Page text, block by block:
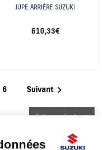
JUPE ARRIÈRE SUZUKI
610,33 €
6 Suivant 
Retour en haut